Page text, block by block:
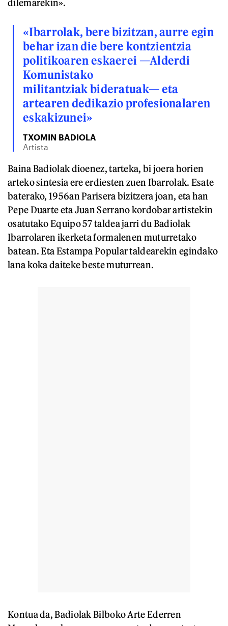
dilemarekin».
«Ibarrolak, bere bizitzan, aurre egin
behar izan die bere kontzientzia
politikoaren eskaerei —Alderdi
Komunistako
militantziak bideratuak— eta
artearen dedikazio profesionalaren
eskakizunei»
TXOMIN BADIOLA
Artista
Baina Badiolak dioenez, tarteka, bi joera horien
arteko sintesia ere erdiesten zuen Ibarrolak. Esate
baterako, 1956an Parisera bizitzera joan, eta han
Pepe Duarte eta Juan Serrano kordobar artistekin
osatutako Equipo 57 taldea jarri du Badiolak
Ibarrolaren ikerketa formalenen muturretako
batean. Eta Estampa Popular taldearekin egindako
lana koka daiteke beste muturrean.
Kontua da, Badiolak Bilboko Arte Ederren